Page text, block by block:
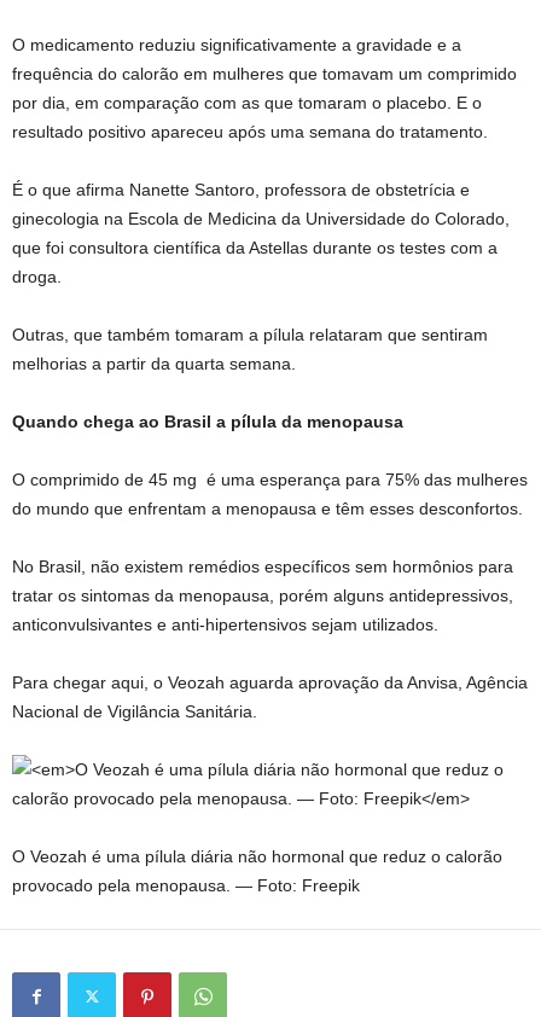
O medicamento reduziu significativamente a gravidade e a
frequência do calorão em mulheres que tomavam um comprimido
por dia, em comparação com as que tomaram o placebo. E o
resultado positivo apareceu após uma semana do tratamento.
É o que afirma Nanette Santoro, professora de obstetrícia e
ginecologia na Escola de Medicina da Universidade do Colorado,
que foi consultora científica da Astellas durante os testes com a
droga.
Outras, que também tomaram a pílula relataram que sentiram
melhorias a partir da quarta semana.
Quando chega ao Brasil a pílula da menopausa
O comprimido de 45 mg é uma esperança para 75% das mulheres
do mundo que enfrentam a menopausa e têm esses desconfortos.
No Brasil, não existem remédios específicos sem hormônios para
tratar os sintomas da menopausa, porém alguns antidepressivos,
anticonvulsivantes e anti-hipertensivos sejam utilizados.
Para chegar aqui, o Veozah aguarda aprovação da Anvisa, Agência
Nacional de Vigilância Sanitária.
O Veozah é uma pílula diária não hormonal que reduz o calorão
provocado pela menopausa. — Foto: Freepik